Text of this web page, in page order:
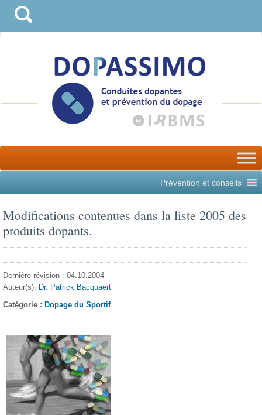
Prévention et conseils
Modifications contenues dans la liste 2005 des
produits dopants.
Dernière révision : 04.10.2004
Auteur(s): Dr. Patrick Bacquaert
Catégorie : Dopage du Sportif